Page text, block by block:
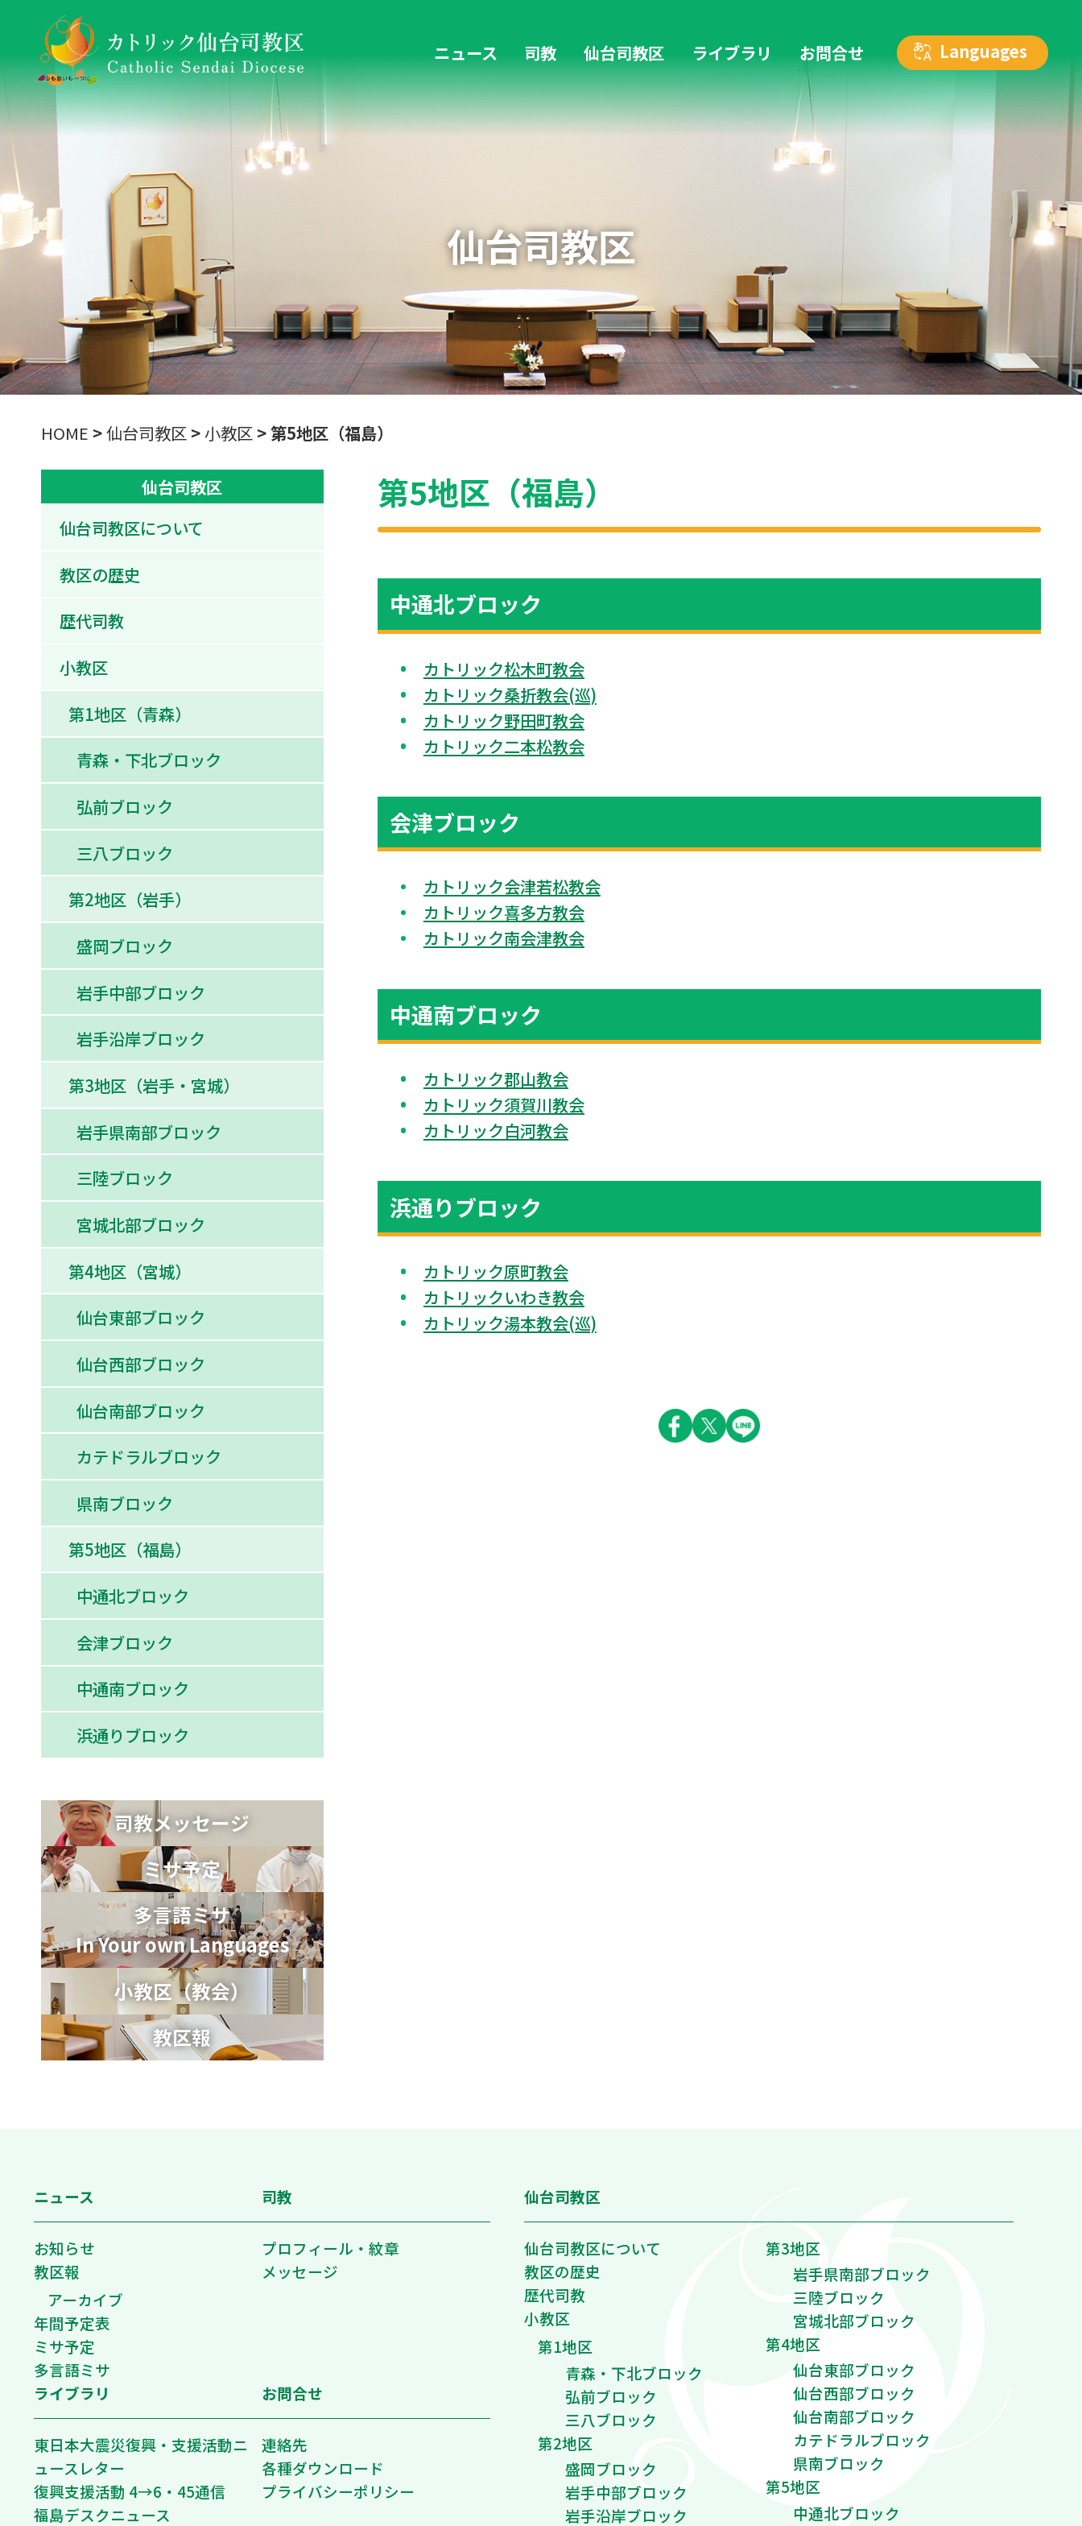
ニュース 司教 仙台司教区 ライブラリ お問合せ
仙台司教区
HOME >仙台司教区 >小教区 >第5地区（福島）
第5地区（福島）
中通北ブロック
カトリック松木町教会
カトリック桑折教会(巡)
カトリック野田町教会
カトリック二本松教会
会津ブロック
カトリック会津若松教会
カトリック喜多方教会
カトリック南会津教会
中通南ブロック
カトリック郡山教会
カトリック須賀川教会
カトリック白河教会
浜通りブロック
カトリック原町教会
カトリックいわき教会
カトリック湯本教会(巡)
仙台司教区
仙台司教区について
教区の歴史
歴代司教
小教区
第1地区（青森）
青森・下北ブロック
弘前ブロック
三八ブロック
第2地区（岩手）
盛岡ブロック
岩手中部ブロック
岩手沿岸ブロック
第3地区（岩手・宮城）
岩手県南部ブロック
三陸ブロック
宮城北部ブロック
第4地区（宮城）
仙台東部ブロック
仙台西部ブロック
仙台南部ブロック
カテドラルブロック
県南ブロック
第5地区（福島）
中通北ブロック
会津ブロック
中通南ブロック
浜通りブロック
司教メッセージ
ミサ予定
多言語ミサ
In Your own Languages
小教区（教会）
教区報
ニュース
お知らせ
教区報
アーカイブ
年間予定表
ミサ予定
多言語ミサ
司教
プロフィール・紋章
メッセージ
ライブラリ
東日本大震災復興・支援活動ニ
ュースレター
復興支援活動 4→6・45通信
福島デスクニュース
お問合せ
連絡先
各種ダウンロード
プライバシーポリシー
仙台司教区
仙台司教区について
教区の歴史
歴代司教
小教区
第1地区
青森・下北ブロック
弘前ブロック
三八ブロック
第2地区
盛岡ブロック
岩手中部ブロック
岩手沿岸ブロック
第3地区
岩手県南部ブロック
三陸ブロック
宮城北部ブロック
第4地区
仙台東部ブロック
仙台西部ブロック
仙台南部ブロック
カテドラルブロック
県南ブロック
第5地区
中通北ブロック